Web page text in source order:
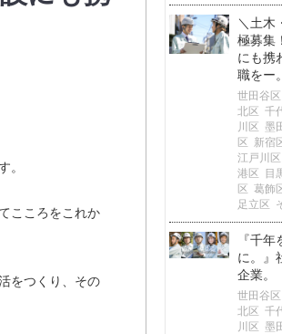
。
こころをこれか
をつくり、その
＼土木
極募集
にも携
職をー。
世田谷区
北区 千
川区 墨
区 新宿
江戸川区
港区
目
区 葛飾
足立区
『千
に。』
企業。
世田谷区
北区 千
川区 墨